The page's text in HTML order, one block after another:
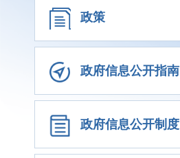
政策
政府信息公开指南
政府信息公开制度